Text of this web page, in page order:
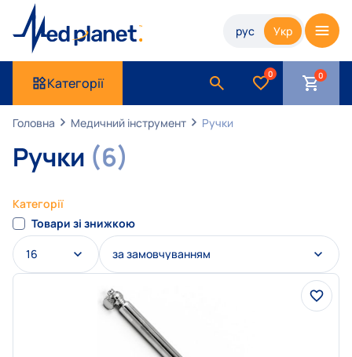
рус Укр
Категорії
0
Головна Медичний інструмент Ручки
Ручки (6)
Категорії
Товари зі знижкою
16 за замовчуванням